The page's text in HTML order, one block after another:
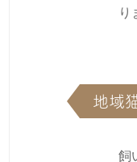
り
地域
飼